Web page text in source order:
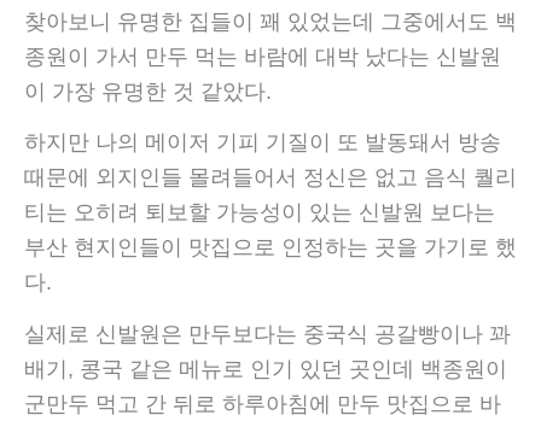
찾아보니 유명한 집들이 꽤 있었는데 그중에서도 백
종원이 가서 만두 먹는 바람에 대박 났다는 신발원
이 가장 유명한 것 같았다.
하지만 나의 메이저 기피 기질이 또 발동돼서 방송
때문에 외지인들 몰려들어서 정신은 없고 음식 퀄리
티는 오히려 퇴보할 가능성이 있는 신발원 보다는
부산 현지인들이 맛집으로 인정하는 곳을 가기로 했
다.
실제로 신발원은 만두보다는 중국식 공갈빵이나 꽈
배기, 콩국 같은 메뉴로 인기 있던 곳인데 백종원이
군만두 먹고 간 뒤로 하루아침에 만두 맛집으로 바